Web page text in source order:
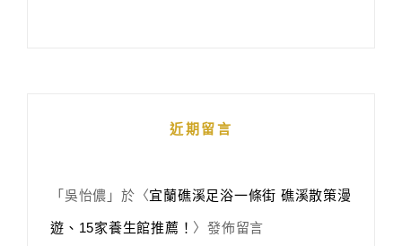
近期留言
「 吳怡儂 」於〈宜蘭礁溪足浴一條街 礁溪散策漫
遊、15家養生館推薦！ 〉發佈留言